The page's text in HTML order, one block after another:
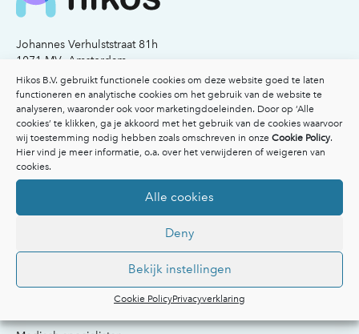
Hikos B.V. gebruikt functionele cookies om deze website goed te laten
functioneren en analytische cookies om het gebruik van de website te
analyseren, waaronder ook voor marketingdoeleinden. Door op ‘Alle
cookies’ te klikken, ga je akkoord met het gebruik van de cookies waarvoor
wij toestemming nodig hebben zoals omschreven in onze Cookie Policy.
Hier vind je meer informatie, o.a. over het verwijderen of weigeren van
cookies.
Alle cookies
Deny
Bekijk instellingen
Cookie PolicyPrivacyverklaring
Johannes Verhulststraat 81h
1071 MV Amsterdam
KvK nummer: 77341503
Email:info@hikos.nl
Bel:020-2117206
Voor patiënten
Voor patiënten
Veelgestelde vragen
Afspraak maken
Ik heb een klacht